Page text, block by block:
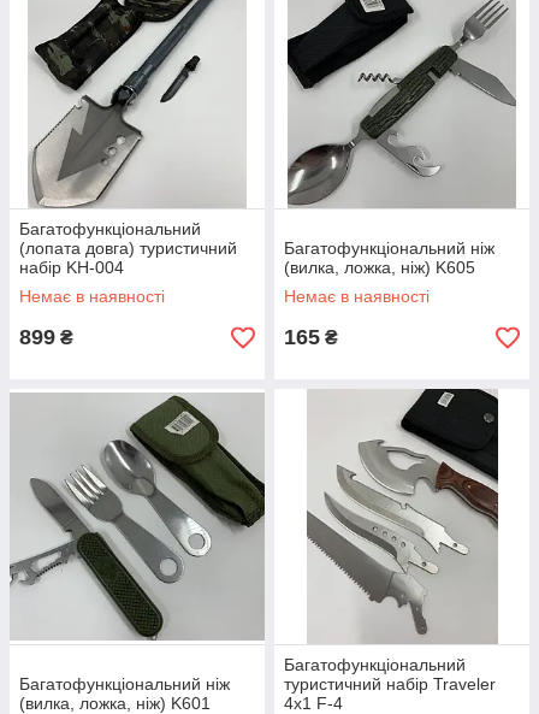
Багатофункціональний
(лопата довга) туристичний
набір KH-004
Немає в наявності
899 ₴
Багатофункціональний ніж
(вилка, ложка, ніж) K605
Немає в наявності
165 ₴
Багатофункціональний ніж
(вилка, ложка, ніж) K601
Багатофункціональний
туристичний набір Traveler
4х1 F-4